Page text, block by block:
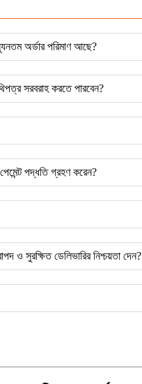
অর্ডার পরিমাণ আছে?
সরবরাহ করতে পারবেন?
পদ্ধতি গ্রহণ করেন?
ও সুরক্ষিত ডেলিভারির নিশ্চয়তা দেন?